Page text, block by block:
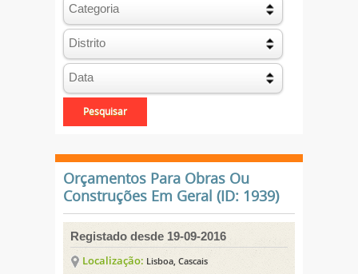
Orçamentos Para Obras Ou
Construções Em Geral (ID: 1939)
Registado desde 19-09-2016
Localização: Lisboa, Cascais